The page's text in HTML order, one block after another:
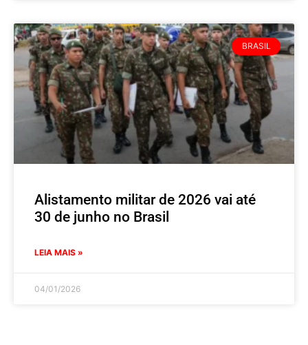
BRASIL
Alistamento militar de 2026 vai até
30 de junho no Brasil
LEIA MAIS »
04/01/2026